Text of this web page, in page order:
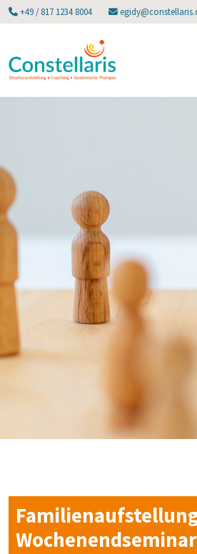
+49 / 817 1234 8004
Wochenendseminar